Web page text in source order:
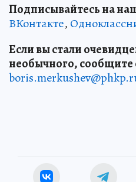
Подписывайтесь на
ВКонтакте,
Если вы стали
необычного, сообщите